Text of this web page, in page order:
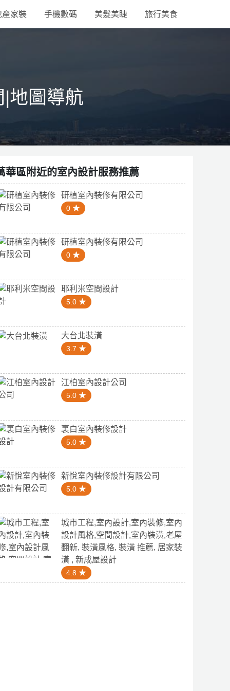
產家裝 手機數碼 美髮美睫 旅行美食
地圖導航
華區附近的室內設計服務推薦
研植室內裝修有限公司
0
研植室內裝修有限公司
0
耶利米空間設計
5.0
大台北裝潢
3.7
江柏室內設計公司
5.0
裏白室內裝修設計
5.0
新悅室內裝修設計有限公司
5.0
城市工程,室內設計,室內裝修,室內
設計風格,空間設計,室內裝潢,老屋
翻新, 裝潢風格, 裝潢 推薦, 居家裝
潢 , 新成屋設計
4.8